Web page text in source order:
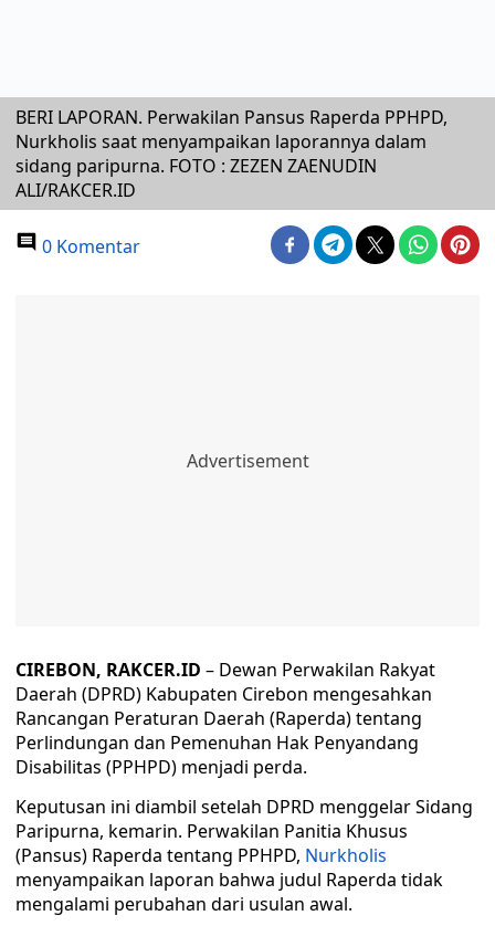
BERI LAPORAN. Perwakilan Pansus Raperda PPHPD,
Nurkholis saat menyampaikan laporannya dalam
sidang paripurna. FOTO : ZEZEN ZAENUDIN
ALI/RAKCER.ID
0 Komentar
CIREBON, RAKCER.ID – Dewan Perwakilan Rakyat
Daerah (DPRD) Kabupaten Cirebon mengesahkan
Rancangan Peraturan Daerah (Raperda) tentang
Perlindungan dan Pemenuhan Hak Penyandang
Disabilitas (PPHPD) menjadi perda.
Keputusan ini diambil setelah DPRD menggelar Sidang
Paripurna, kemarin. Perwakilan Panitia Khusus
(Pansus) Raperda tentang PPHPD, Nurkholis
menyampaikan laporan bahwa judul Raperda tidak
mengalami perubahan dari usulan awal.